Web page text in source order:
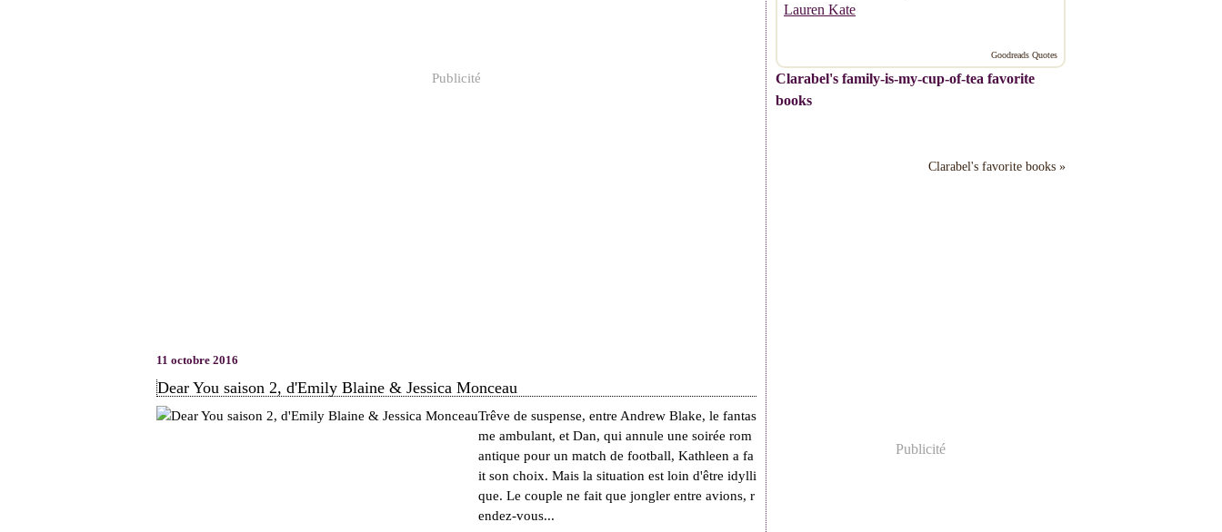
Publicité
11 octobre 2016
Dear You saison 2, d'Emily Blaine & Jessica Monceau
Trêve de suspense, entre Andrew Blake, le fantas
me ambulant, et Dan, qui annule une soirée rom
antique pour un match de football, Kathleen a fa
it son choix. Mais la situation est loin d'être idylli
que. Le couple ne fait que jongler entre avions, r
endez-vous...
Lauren Kate
Goodreads Quotes
Clarabel's family-is-my-cup-of-tea favorite
books
Clarabel's favorite books »
Publicité